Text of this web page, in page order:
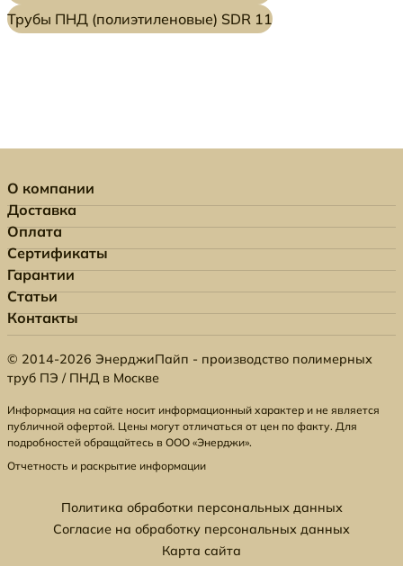
Трубы ПНД (полиэтиленовые) SDR 11
О компании
Доставка
Оплата
Сертификаты
Гарантии
Статьи
Контакты
© 2014-2026 ЭнерджиПайп - производство полимерных
труб ПЭ / ПНД в Москве
Информация на сайте носит информационный характер и не является
публичной офертой. Цены могут отличаться от цен по факту. Для
подробностей обращайтесь в ООО «Энерджи».
Отчетность и раскрытие информации
Политика обработки персональных данных
Согласие на обработку персональных данных
Карта сайта